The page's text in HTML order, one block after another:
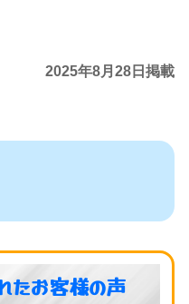
2025年8月28日掲載
たお客様の声